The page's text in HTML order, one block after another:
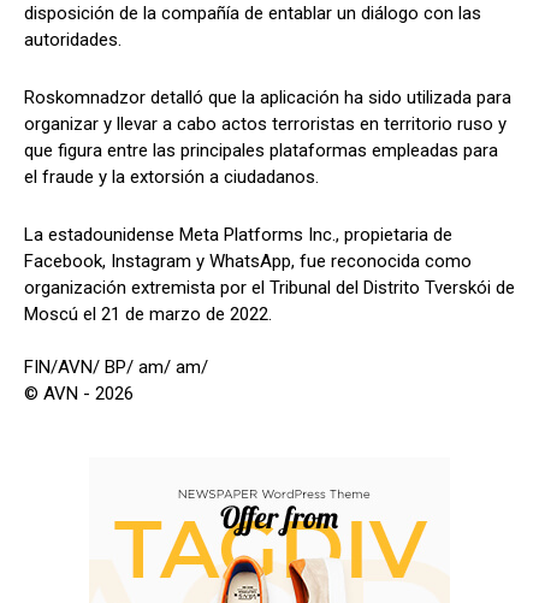
disposición de la compañía de entablar un diálogo con las
autoridades.
Roskomnadzor detalló que la aplicación ha sido utilizada para
organizar y llevar a cabo actos terroristas en territorio ruso y
que figura entre las principales plataformas empleadas para
el fraude y la extorsión a ciudadanos.
La estadounidense Meta Platforms Inc., propietaria de
Facebook, Instagram y WhatsApp, fue reconocida como
organización extremista por el Tribunal del Distrito Tverskói de
Moscú el 21 de marzo de 2022.
FIN/AVN/ BP/ am/ am/
© AVN - 2026